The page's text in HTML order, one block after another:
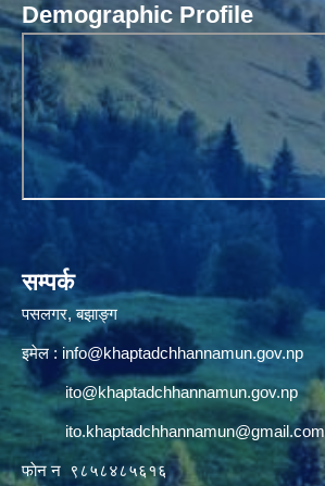
Demographic Profile
सम्पर्क
पसलगर, बझाङ्ग
इमेल : info@khaptadchhannamun.gov.np
ito@khaptadchhannamun.gov.np
ito.khaptadchhannamun@gmail.com
फाेन न‌‍‍ ९८५८४८५६१६